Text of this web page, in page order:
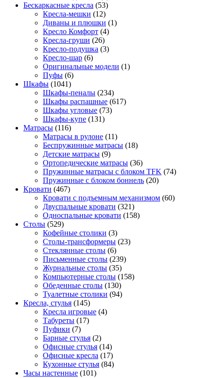
Бескаркасные кресла (53)
Кресла-мешки (12)
Диваны и плюшки (1)
Кресло Комфорт (4)
Кресла-груши (26)
Кресло-подушка (3)
Кресло-шар (6)
Оригинальные модели (1)
Пуфы (6)
Шкафы (1041)
Шкафы-пеналы (234)
Шкафы распашные (617)
Шкафы угловые (73)
Шкафы-купе (131)
Матрасы (116)
Матрасы в рулоне (11)
Беспружинные матрасы (18)
Детские матрасы (9)
Ортопедические матрасы (36)
Пружинные матрасы с блоком TFK (74)
Пружинные с блоком боннель (20)
Кровати (467)
Кровати с подъемным механизмом (60)
Двуспальные кровати (321)
Односпальные кровати (158)
Столы (529)
Кофейные столики (3)
Столы-трансформеры (23)
Стеклянные столы (6)
Письменные столы (239)
Журнальные столы (35)
Компьютерные столы (158)
Обеденные столы (130)
Туалетные столики (94)
Кресла, стулья (145)
Кресла игровые (4)
Табуреты (17)
Пуфики (7)
Барные стулья (2)
Офисные стулья (14)
Офисные кресла (17)
Кухонные стулья (84)
Часы настенные (101)